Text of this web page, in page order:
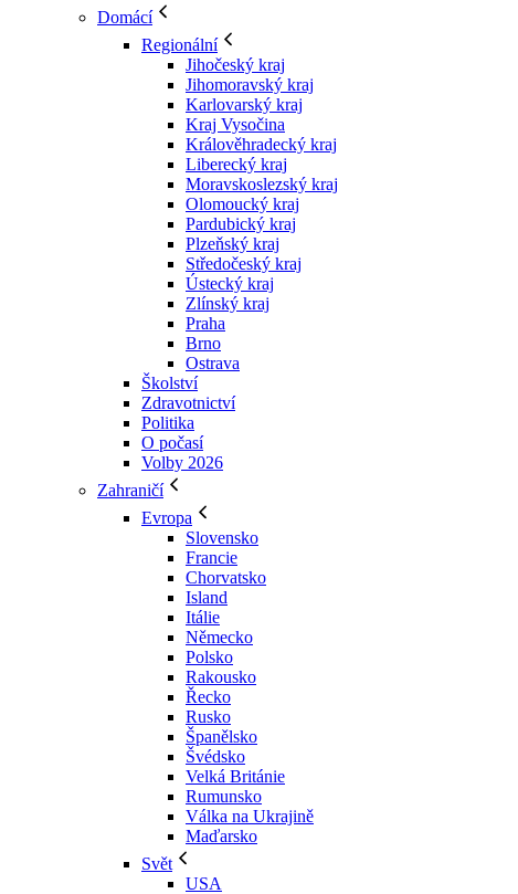
Domácí
Regionální
Jihočeský kraj
Jihomoravský kraj
Karlovarský kraj
Kraj Vysočina
Králověhradecký kraj
Liberecký kraj
Moravskoslezský kraj
Olomoucký kraj
Pardubický kraj
Plzeňský kraj
Středočeský kraj
Ústecký kraj
Zlínský kraj
Praha
Brno
Ostrava
Školství
Zdravotnictví
Politika
O počasí
Volby 2026
Zahraničí
Evropa
Slovensko
Francie
Chorvatsko
Island
Itálie
Německo
Polsko
Rakousko
Řecko
Rusko
Španělsko
Švédsko
Velká Británie
Rumunsko
Válka na Ukrajině
Maďarsko
Svět
USA